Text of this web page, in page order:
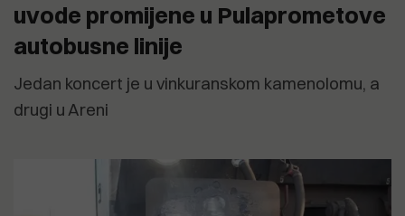
uvode promijene u Pulaprometove
autobusne linije
Jedan koncert je u vinkuranskom kamenolomu, a
drugi u Areni